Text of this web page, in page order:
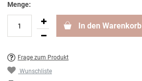
Menge:
In den Warenkorb
Frage zum Produkt
Wunschliste